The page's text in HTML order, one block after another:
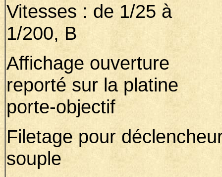
Vitesses : de 1/25 à
1/200, B
Affichage ouverture
reporté sur la platine
porte-objectif
Filetage pour
souple